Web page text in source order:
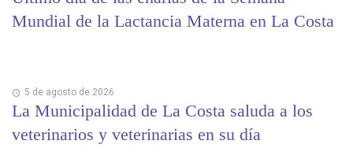
Mundial de la Lactancia Materna en La Costa
5 de agosto de 2026
La Municipalidad de La Costa saluda a los
veterinarios y veterinarias en su día